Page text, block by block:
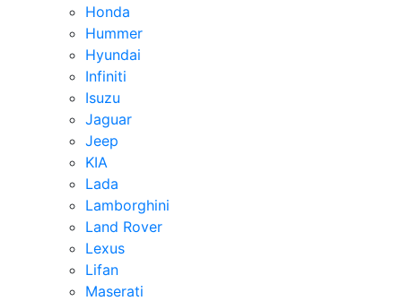
Honda
Hummer
Hyundai
Infiniti
Isuzu
Jaguar
Jeep
KIA
Lada
Lamborghini
Land Rover
Lexus
Lifan
Maserati